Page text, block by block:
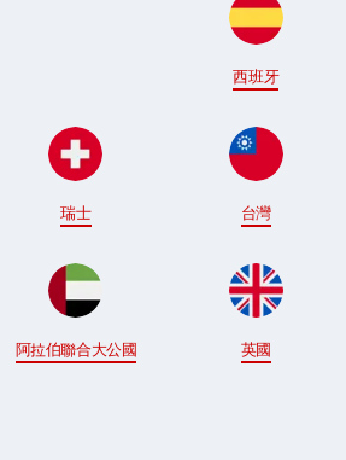
西班牙
瑞士 台灣
阿拉伯聯合大公國 英國